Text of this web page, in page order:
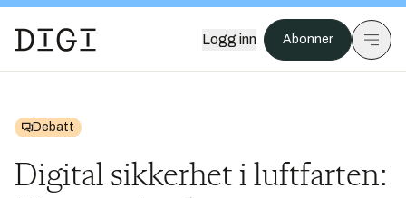
Logg inn Abonner
Debatt
Digital sikkerhet i luftfarten: